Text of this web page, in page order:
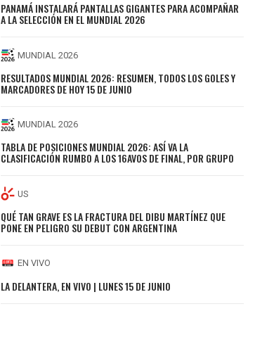
PANAMÁ INSTALARÁ PANTALLAS GIGANTES PARA ACOMPAÑAR
A LA SELECCIÓN EN EL MUNDIAL 2026
MUNDIAL 2026
RESULTADOS MUNDIAL 2026: RESUMEN, TODOS LOS GOLES Y
MARCADORES DE HOY 15 DE JUNIO
MUNDIAL 2026
TABLA DE POSICIONES MUNDIAL 2026: ASÍ VA LA
CLASIFICACIÓN RUMBO A LOS 16AVOS DE FINAL, POR GRUPO
US
QUÉ TAN GRAVE ES LA FRACTURA DEL DIBU MARTÍNEZ QUE
PONE EN PELIGRO SU DEBUT CON ARGENTINA
EN VIVO
LA DELANTERA, EN VIVO | LUNES 15 DE JUNIO